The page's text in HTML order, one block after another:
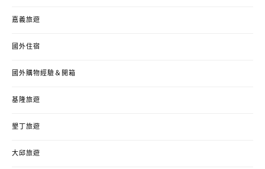
嘉義旅遊
國外住宿
國外購物經驗＆開箱
基隆旅遊
墾丁旅遊
大邱旅遊